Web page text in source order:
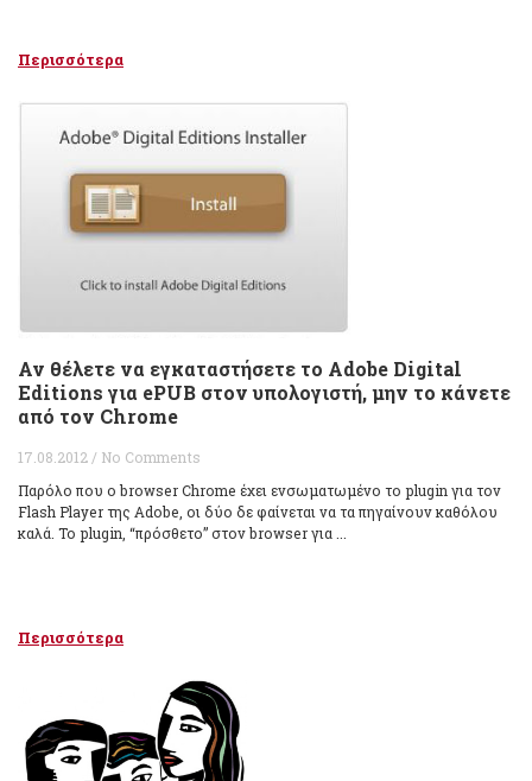
Περισσότερα
Αν θέλετε να εγκαταστήσετε το Adobe Digital
Editions για ePUB στον υπολογιστή, μην το κάνετε
από τον Chrome
17.08.2012 / No Comments
Παρόλο που ο browser Chrome έχει ενσωματωμένο το plugin για τον
Flash Player της Adobe, οι δύο δε φαίνεται να τα πηγαίνουν καθόλου
καλά. Το plugin, “πρόσθετo” στον browser για ...
Περισσότερα